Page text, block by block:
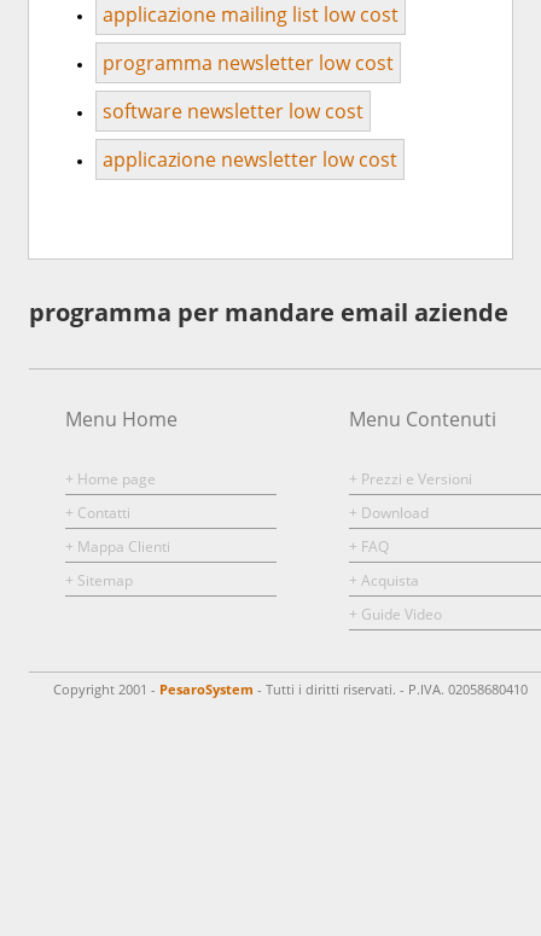
applicazione mailing list low cost
programma newsletter low cost
software newsletter low cost
applicazione newsletter low cost
programma per mandare email aziende
Menu Home
+ Home page
+ Contatti
+ Mappa Clienti
+ Sitemap
Menu Contenuti
+ Prezzi e Versioni
+ Download
+ FAQ
+ Acquista
+ Guide Video
Copyright 2001 - PesaroSystem - Tutti i diritti riservati. - P.IVA. 02058680410